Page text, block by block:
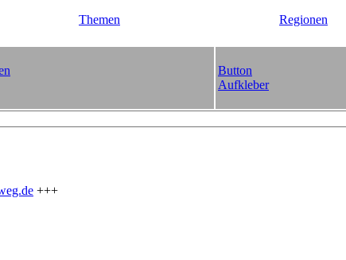
Themen Regionen
Button
Aufkleber
+++